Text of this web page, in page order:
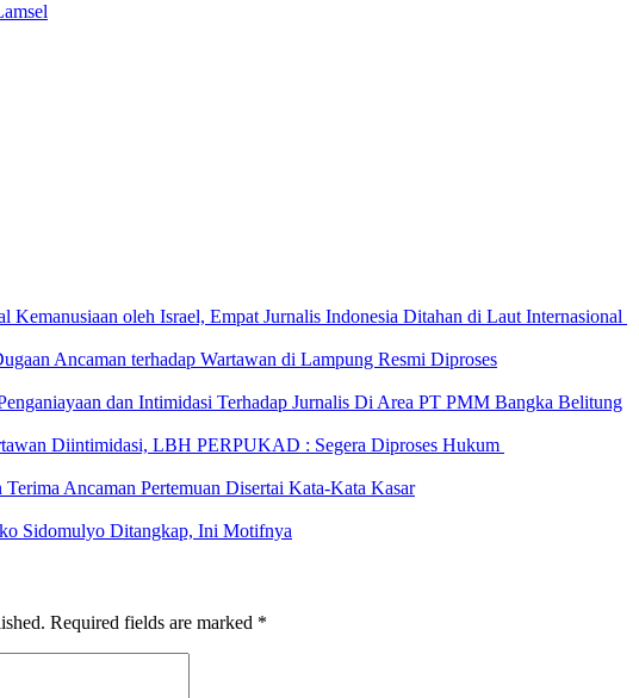
Kemanusiaan oleh Israel, Empat Jurnalis Indonesia Ditahan di Laut Internasional
Ancaman terhadap Wartawan di Lampung Resmi Diproses
dan Intimidasi Terhadap Jurnalis Di Area PT PMM Bangka Belitung
Diintimidasi, LBH PERPUKAD : Segera Diproses Hukum
Ancaman Pertemuan Disertai Kata-Kata Kasar
Sidomulyo Ditangkap, Ini Motifnya
Required fields are marked *